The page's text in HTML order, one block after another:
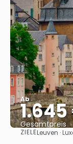
Ab
Gesamtpreis
ZIELELeuven ·